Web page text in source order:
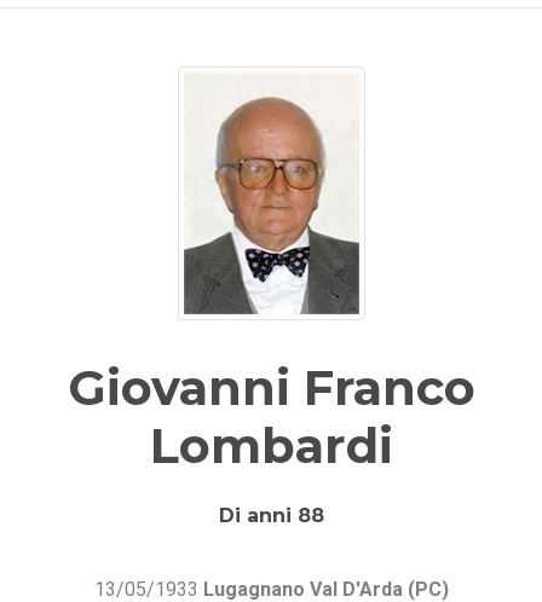
Giovanni Franco
Lombardi
Di anni 88
13/05/1933 Lugagnano Val D'Arda (PC)